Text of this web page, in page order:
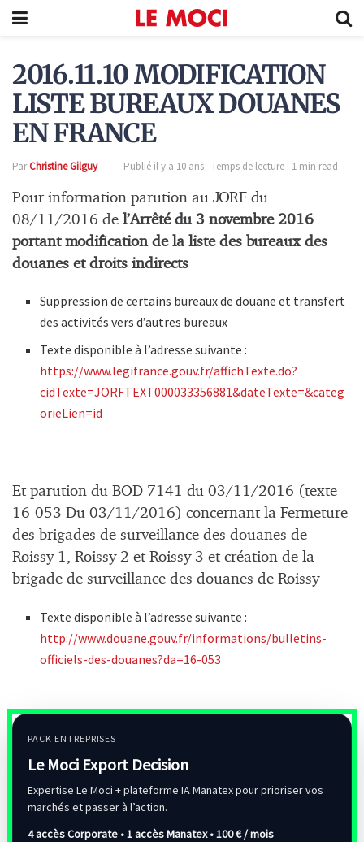
2016.11.10 MODIFICATION
LISTE BUREAUX DOUANES
EN FRANCE
ParChristine Gilguy Publié il y a 10 ans Temps de lecture : 1 min read
Pour information parution au JORF du
08/11/2016 de l’Arrêté du 3 novembre 2016
portant modification de la liste des bureaux des
douanes et droits indirects
Suppression de certains bureaux de douane et transfert
des activités vers d’autres bureaux
Texte disponible à l’adresse suivante :
https://www.legifrance.gouv.fr/affichTexte.do?
cidTexte=JORFTEXT000033356881&dateTexte=&categ
orieLien=id
Et parution du BOD 7141 du 03/11/2016 (texte
16-053 Du 03/11/2016) concernant la Fermeture
des brigades de surveillance des douanes de
Roissy 1, Roissy 2 et Roissy 3 et création de la
brigade de surveillance des douanes de Roissy
Texte disponible à l’adresse suivante :
http://www.douane.gouv.fr/informations/bulletins-
officiels-des-douanes?da=16-053
PACK ENTREPRISES
Le Moci Export Decision
Expertise Le Moci + plateforme IA Manatex pour prioriser vos
marchés et passer à l’action.
4 accès Corporate • 1 accès Manatex •100 € / mois